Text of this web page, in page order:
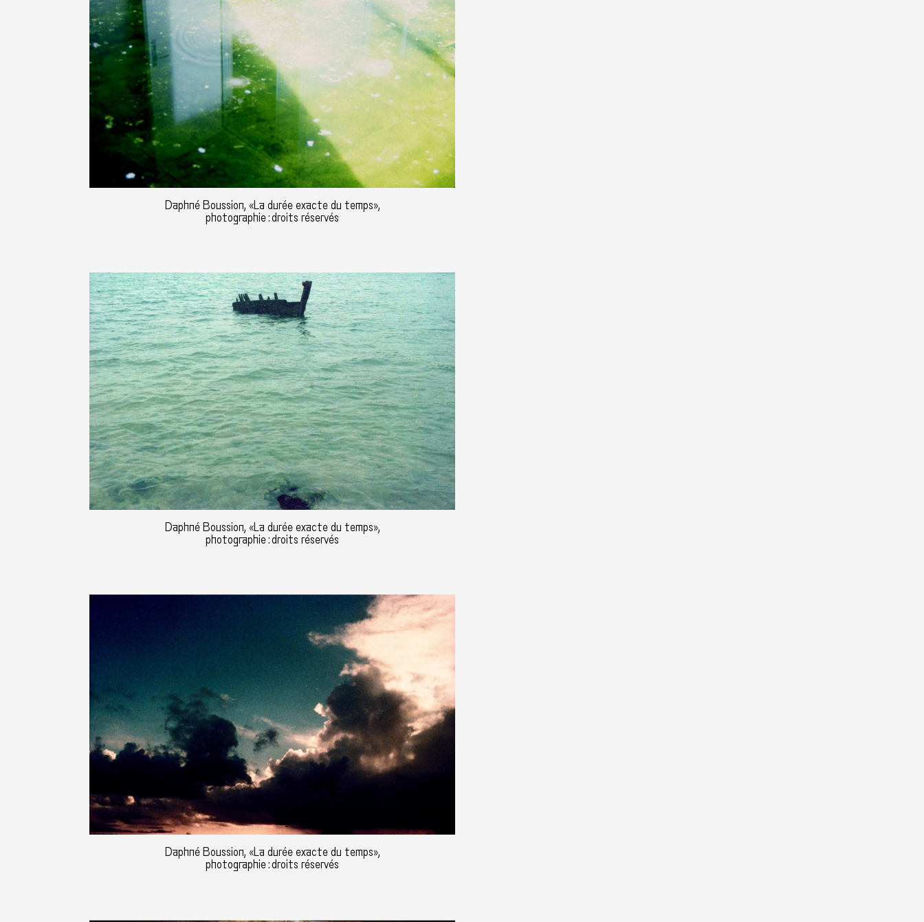
Daphné Boussion, «La durée exacte du temps»,
photographie : droits réservés
Daphné Boussion, «La durée exacte du temps»,
photographie : droits réservés
Daphné Boussion, «La durée exacte du temps»,
photographie : droits réservés